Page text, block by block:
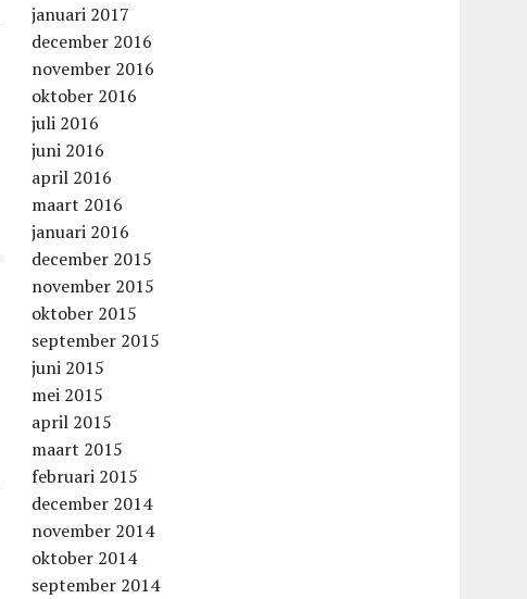
januari 2017
december 2016
november 2016
oktober 2016
juli 2016
juni 2016
april 2016
maart 2016
januari 2016
december 2015
november 2015
oktober 2015
september 2015
juni 2015
mei 2015
april 2015
maart 2015
februari 2015
december 2014
november 2014
oktober 2014
september 2014